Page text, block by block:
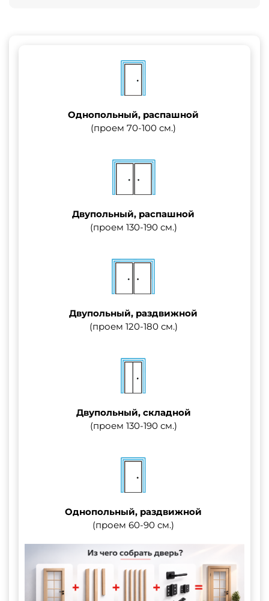
Однопольный, распашной
(проем 70-100 см.)
Двупольный, распашной
(проем 130-190 см.)
Двупольный, раздвижной
(проем 120-180 см.)
Двупольный, складной
(проем 130-190 см.)
Однопольный, раздвижной
(проем 60-90 см.)